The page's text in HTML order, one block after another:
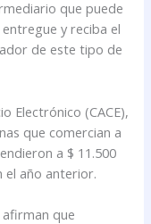
que puede
y reciba el
de este tipo de
Electrónico (CACE),
que comercian a
a $ 11.500
el año anterior.
que